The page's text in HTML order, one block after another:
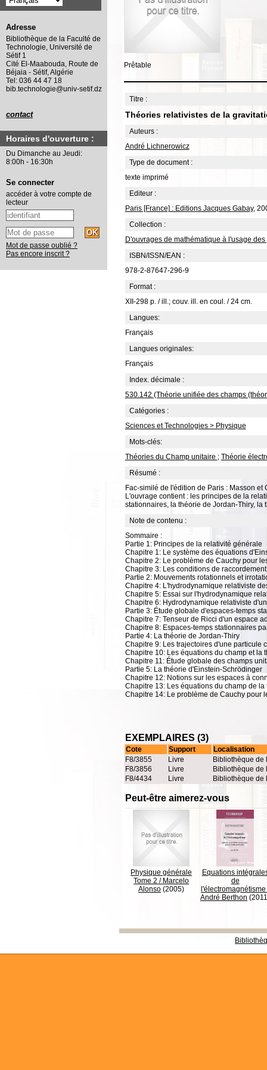
Prêtable
Titre :
Théories relativistes de la
Auteurs :
André Lichnerowicz
Type de document :
texte imprimé
Editeur :
Paris [France] : Editions Jacques Gabay,
Collection :
D'ouvrages de mathématique à l'usage
ISBN/ISSN/EAN :
978-2-87647-296-9
Format :
XII-298 p. / ill.; couv. ill. en coul. / 24 cm.
Langues:
Français
Langues originales:
Français
Index. décimale :
530.142 (Théorie unifiée des champs
Catégories :
Sciences et Technologies > Physique
Mots-clés:
Théories du Champ unitaire ; Théorie
Résumé :
Fac-similé de l'édition de Paris : Masson et
L'ouvrage contient : les principes de la
stationnaires, la théorie de Jordan-Thiry, la
Note de contenu :
Sommaire :
Partie 1: Principes de la relativité générale
Chapitre 1: Le système des équations
Chapitre 2: Le problème de Cauchy pour
Chapitre 3: Les conditions de raccordement
Partie 2: Mouvements rotationnels et
Chapitre 4: L'hydrodynamique relativiste
Chapitre 5: Essai sur l'hydrodynamique
Chapitre 6: Hydrodynamique relativiste
Partie 3: Étude globale d'espaces-temps
Chapitre 7: Tenseur de Ricci d'un espace
Chapitre 8: Espaces-temps stationnaires
Partie 4: La théorie de Jordan-Thiry
Chapitre 9: Les trajectoires d'une particule
Chapitre 10: Les équations du champ et la
Chapitre 11: Étude globale des champs
Partie 5: La théorie d'Einstein-Schrödinger
Chapitre 12: Notions sur les espaces à
Chapitre 13: Les équations du champ de la
Chapitre 14: Le problème de Cauchy pour
EXEMPLAIRES (3)
Cote Support
Localisation
F8/3855
Livre
Bibliothèque de
F8/3856
Livre
Bibliothèque de
F8/4434
Livre Bibliothèque de
Peut-être aimerez-vous
Physique générale
Tome 2 / Marcelo
Alonso (2005)
Equations
de
l'électromagnétisme
André Berthon
Adresse
Bibliothèque de la Faculté de
Technologie, Université de
Sétif 1
Cité El-Maabouda, Route de
Béjaia - Sétif, Algérie
Tel: 036 44 47 18
bib.technologie@univ-setif.dz
contact
Horaires d'ouverture :
Du Dimanche au Jeudi:
8:00h - 16:30h
Se connecter
accéder à votre compte de
lecteur
Mot de passe oublié ?
Pas encore inscrit ?